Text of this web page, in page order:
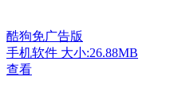
酷狗免广告版
手机软件 大小:26.88MB
查看